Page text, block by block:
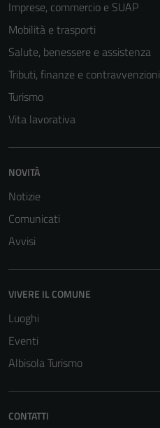
Imprese, commercio e SUAP
Mobilità e trasporti
Salute, benessere e assistenza
Tributi, finanze e contravvenzioni
Turismo
Vita lavorativa
NOVITÀ
Notizie
Comunicati
Avvisi
VIVERE IL COMUNE
Luoghi
Eventi
Albisola Turismo
CONTATTI